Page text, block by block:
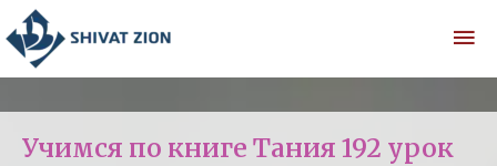
Учимся по книге Тания 192 урок